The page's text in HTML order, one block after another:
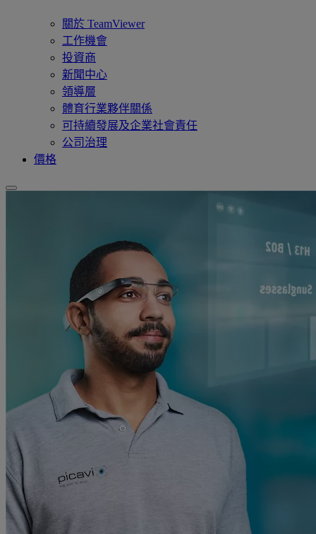
關於 TeamViewer
工作機會
投資商
新聞中心
領導層
體育行業夥伴關係
可持續發展及企業社會責任
公司治理
價格